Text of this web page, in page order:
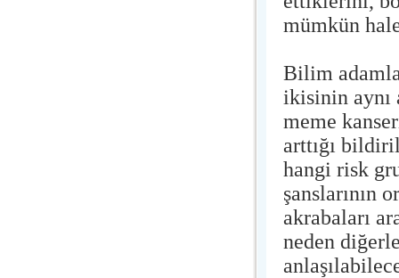
mümkün
Bilim
ikisinin aynı
meme
arttığı
hangi risk
şanslarının
akrabaları
neden